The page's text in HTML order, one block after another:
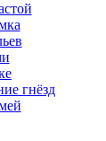
гнёзд